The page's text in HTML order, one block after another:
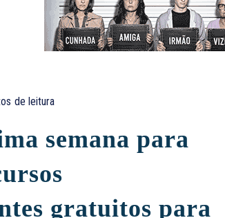
de leitura
semana para
gratuitos para